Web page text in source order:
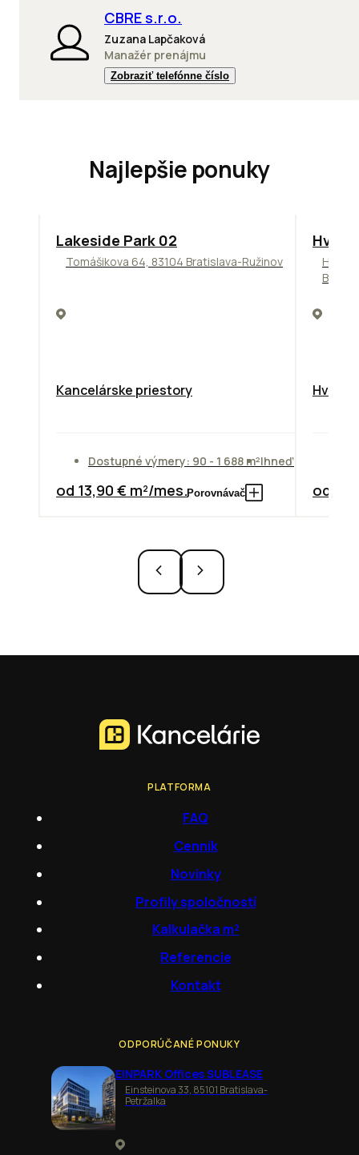
CBRE s.r.o.
Zuzana Lapčaková
Manažér prenájmu
Zobraziť telefónne číslo
Najlepšie ponuky
ODPORÚČAME
Lakeside Park 02
Tomášikova 64, 83104 Bratislava-Ružinov
Kancelárske priestory
Dostupné výmery: 90 - 1 688 m²Ihneď
od 13,90 € m²/mes.Porovnávač od
PLATFORMA
FAQ
Cenník
Novinky
Profily spoločností
Kalkulačka m²
Referencie
Kontakt
ODPORÚČANÉ PONUKY
EINPARK Offices SUBLEASE
Einsteinova 33, 85101 Bratislava-
Petržalka